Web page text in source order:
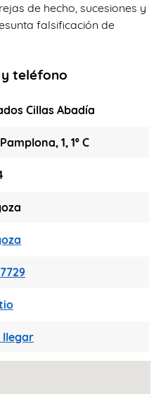
de hecho, sucesiones y
falsificación de
teléfono
Cillas Abadía
1, 1º C
llegar